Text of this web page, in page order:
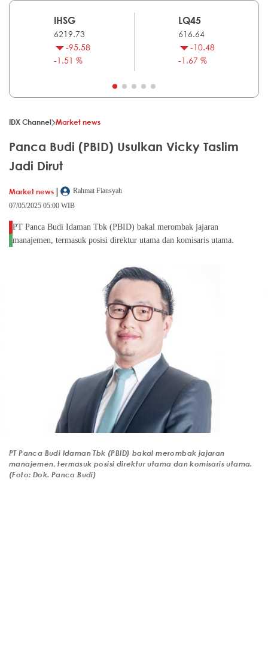
IHSG
6219.73
-95.58
-1.51 %
LQ45
616.64
-10.48
-1.67 %
IDX Channel Market news
Panca Budi (PBID) Usulkan Vicky Taslim
Jadi Dirut
Market news |
Rahmat Fiansyah
07/05/2025 05:00 WIB
PT Panca Budi Idaman Tbk (PBID) bakal merombak jajaran
manajemen, termasuk posisi direktur utama dan komisaris utama.
PT Panca Budi Idaman Tbk (PBID) bakal merombak jajaran
manajemen, termasuk posisi direktur utama dan komisaris utama.
(Foto: Dok. Panca Budi)